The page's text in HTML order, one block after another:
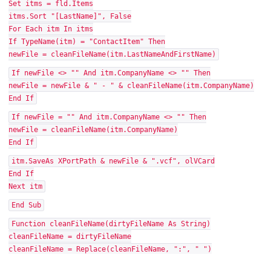
Set itms = fld.Items
itms.Sort "[LastName]", False
For Each itm In itms
If TypeName(itm) = "ContactItem" Then
newFile = cleanFileName(itm.LastNameAndFirstName)
If newFile <> "" And itm.CompanyName <> "" Then
newFile = newFile & " - " & cleanFileName(itm.CompanyName)
End If
If newFile = "" And itm.CompanyName <> "" Then
newFile = cleanFileName(itm.CompanyName)
End If
itm.SaveAs XPortPath & newFile & ".vcf", olVCard
End If
Next itm
End Sub
Function cleanFileName(dirtyFileName As String)
cleanFileName = dirtyFileName
cleanFileName = Replace(cleanFileName, ":", " ")